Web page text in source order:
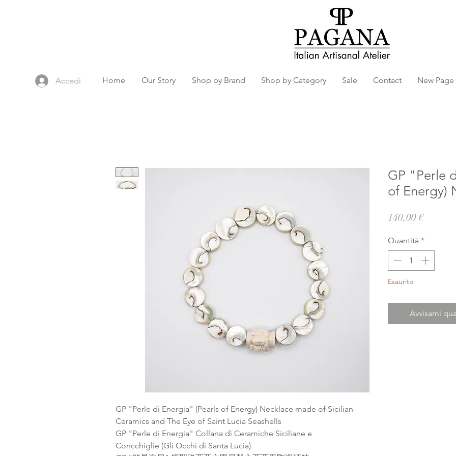
Accedi Home Our Story Shop by Brand Shop by Category Sale Contact New Page
GP "Perle di Energia" (Pearls of Energy) Necklace made of Sicilian
Ceramics and The Eye of Saint Lucia Seashells
GP "Perle di Energia" Collana di Ceramiche Siciliane e
Concchiglie (Gli Occhi di Santa Lucia)
GP "Perle
of Energy)
140,00 €Prezzo
Quantità *
Esaurito
Avvisami